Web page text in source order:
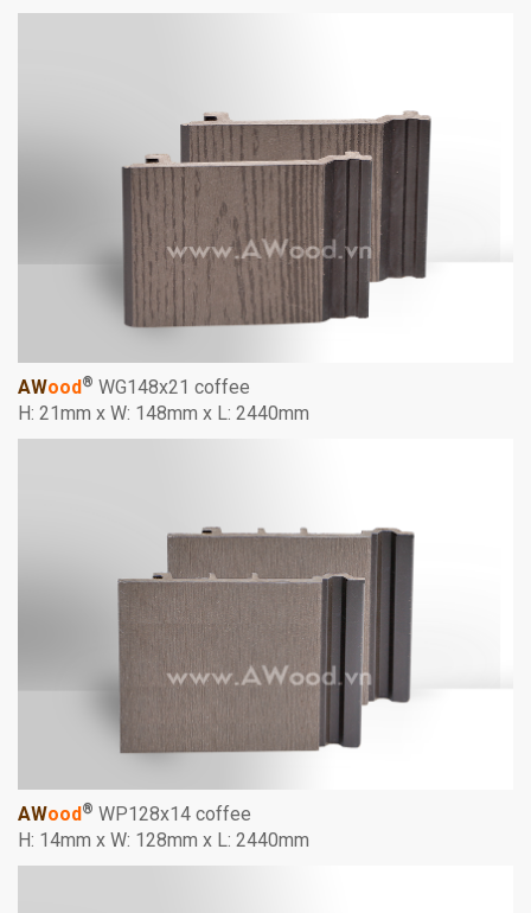
AWood ® WG148x21 coffee
H: 21mm x W: 148mm x L: 2440mm
AWood® WP128x14 coffee
H: 14mm x W: 128mm x L: 2440mm